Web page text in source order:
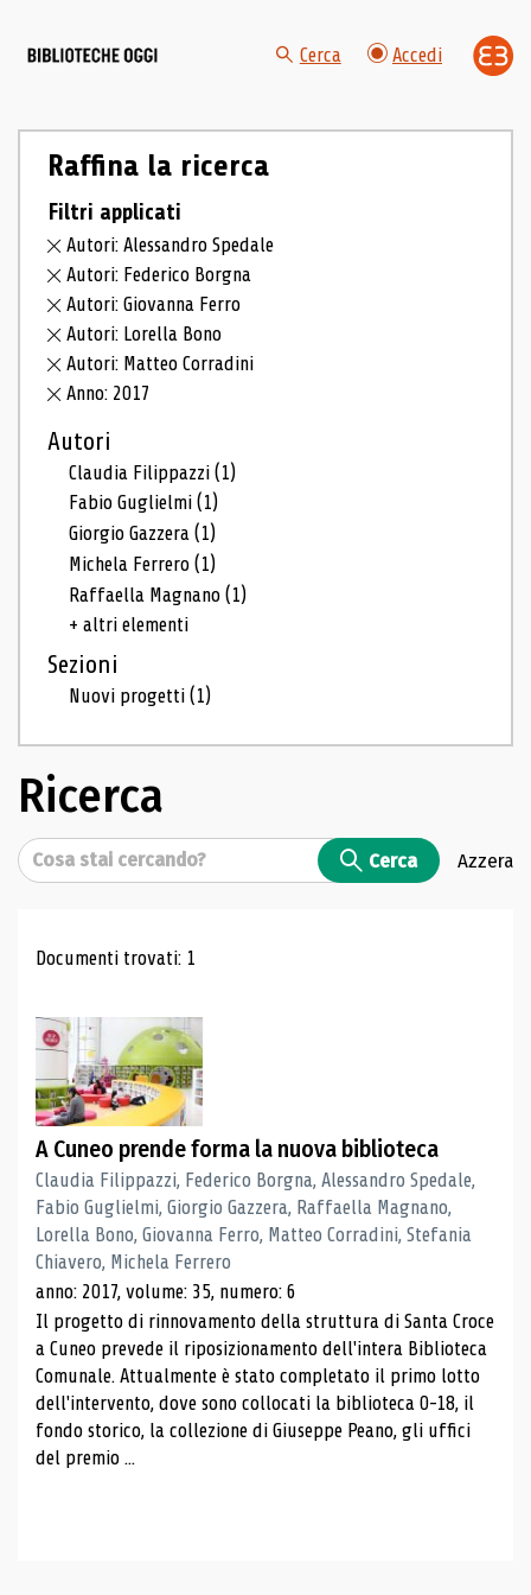
Cerca Accedi
Raffina la ricerca
Filtri applicati
Autori: Alessandro Spedale
Autori: Federico Borgna
Autori: Giovanna Ferro
Autori: Lorella Bono
Autori: Matteo Corradini
Anno: 2017
Autori
Claudia Filippazzi(1)
Fabio Guglielmi(1)
Giorgio Gazzera(1)
Michela Ferrero(1)
Raffaella Magnano(1)
+ altri elementi
Sezioni
Nuovi progetti(1)
Ricerca
Cerca Cerca Azzera
Risultati di ricerca
Documenti trovati: 1
A Cuneo prende forma la nuova biblioteca
Claudia Filippazzi, Federico Borgna, Alessandro Spedale,
Fabio Guglielmi, Giorgio Gazzera, Raffaella Magnano,
Lorella Bono, Giovanna Ferro, Matteo Corradini, Stefania
Chiavero, Michela Ferrero
anno: 2017, volume: 35, numero: 6
Il progetto di rinnovamento della struttura di Santa Croce
a Cuneo prevede il riposizionamento dell'intera Biblioteca
Comunale. Attualmente è stato completato il primo lotto
dell'intervento, dove sono collocati la biblioteca 0-18, il
fondo storico, la collezione di Giuseppe Peano, gli uffici
del premio ...